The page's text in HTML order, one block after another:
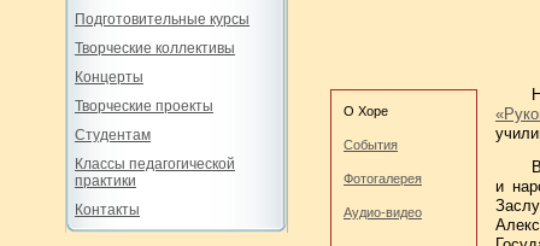
Подготовительные курсы
Творческие коллективы
Концерты
Творческие проекты
Студентам
Классы педагогической
практики
Контакты
О Хоре
События
Фотогалерея
Аудио-видео
и